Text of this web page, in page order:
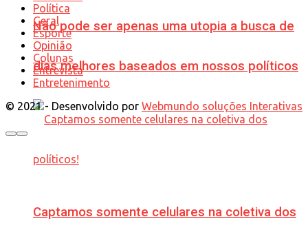
Não pode ser apenas uma utopia a busca de
dias melhores baseados em nossos políticos
Captamos somente celulares na coletiva dos
Política
Geral
Esporte
Opinião
Colunas
Entrevista
Entretenimento
© 2021 - Desenvolvido por Webmundo soluções Interativas